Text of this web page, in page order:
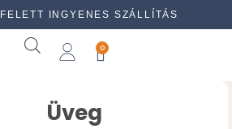
FELETT INGYENES SZÁLLÍTÁS
0
Üveg